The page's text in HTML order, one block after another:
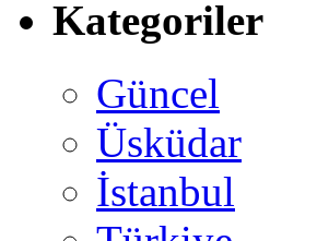
Kategoriler
Güncel
Üsküdar
İstanbul